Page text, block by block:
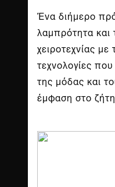
Ένα διήμερο
λαμπρότητα και
χειροτεχνίας με
τεχνολογίες
της μόδας και
έμφαση στο